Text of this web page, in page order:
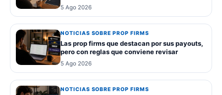
5 Ago 2026
NOTICIAS SOBRE PROP FIRMS
Las prop firms que destacan por sus payouts,
pero con reglas que conviene revisar
5 Ago 2026
NOTICIAS SOBRE PROP FIRMS